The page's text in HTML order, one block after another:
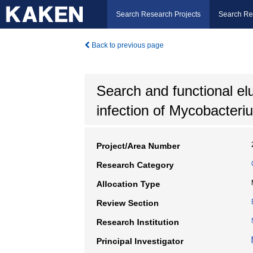
Search Research Projects Search
Back to previous page
Search and functional
infection of
Project/Area Number
Research Category
Allocation Type
Review Section
Research Institution
Principal Investigator